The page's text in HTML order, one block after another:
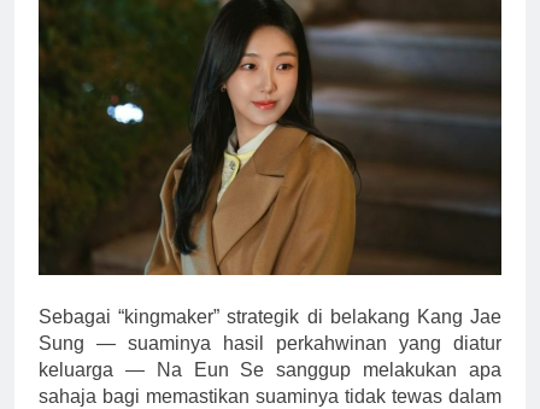
Sebagai “kingmaker” strategik di belakang Kang Jae
Sung — suaminya hasil perkahwinan yang diatur
keluarga — Na Eun Se sanggup melakukan apa
sahaja bagi memastikan suaminya tidak tewas dalam